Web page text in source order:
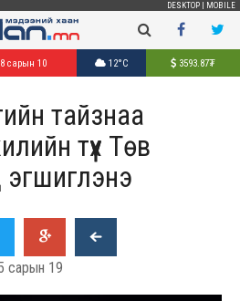
DESKTOP MOBILE
сарын 10 12°C 3593.87₮
тайзнаа
түүх Төв
сарын 19